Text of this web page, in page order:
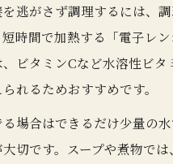
逃がさず調理するには、
時間で加熱する「電子レ
、ビタミンCなど水溶性ビタ
れるためおすすめです。
場合はできるだけ少量の
切です。スープや煮物で